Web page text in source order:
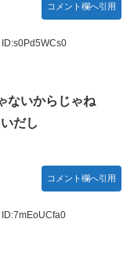
コメント欄へ引用
ID:s0Pd5WCs0
ないからじゃね
だし
コメント欄へ引用
ID:7mEoUCfa0